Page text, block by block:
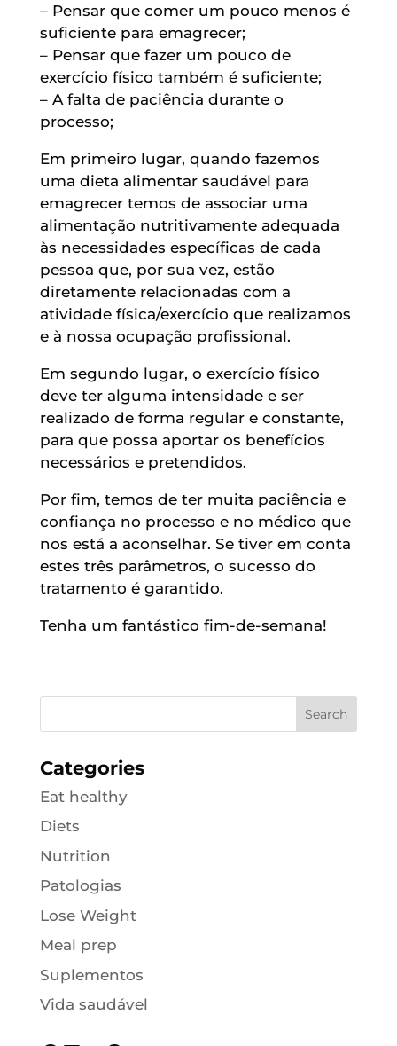
– Pensar que comer um pouco menos é
suficiente para emagrecer;
– Pensar que fazer um pouco de
exercício físico também é suficiente;
– A falta de paciência durante o
processo;
Em primeiro lugar, quando fazemos
uma dieta alimentar saudável para
emagrecer temos de associar uma
alimentação nutritivamente adequada
às necessidades específicas de cada
pessoa que, por sua vez, estão
diretamente relacionadas com a
atividade física/exercício que realizamos
e à nossa ocupação profissional.
Em segundo lugar, o exercício físico
deve ter alguma intensidade e ser
realizado de forma regular e constante,
para que possa aportar os benefícios
necessários e pretendidos.
Por fim, temos de ter muita paciência e
confiança no processo e no médico que
nos está a aconselhar. Se tiver em conta
estes três parâmetros, o sucesso do
tratamento é garantido.
Tenha um fantástico fim-de-semana!
Categories
Eat healthy
Diets
Nutrition
Patologias
Lose Weight
Meal prep
Suplementos
Vida saudável